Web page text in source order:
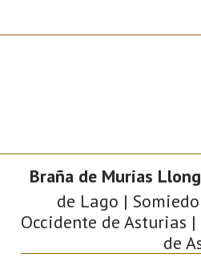
Braña de Murias
de Lago |
Occidente de Asturias
de